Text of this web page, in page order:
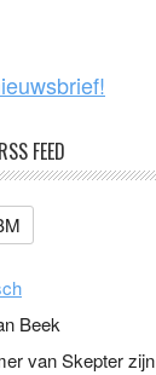
FEED
Beek
van Skepter zijn